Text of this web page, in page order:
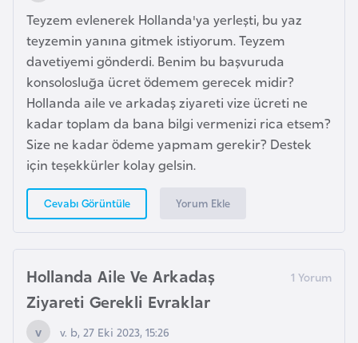
Teyzem evlenerek Hollanda'ya yerleşti, bu yaz
teyzemin yanına gitmek istiyorum. Teyzem
davetiyemi gönderdi. Benim bu başvuruda
konsolosluğa ücret ödemem gerecek midir?
Hollanda aile ve arkadaş ziyareti vize ücreti ne
kadar toplam da bana bilgi vermenizi rica etsem?
Size ne kadar ödeme yapmam gerekir? Destek
için teşekkürler kolay gelsin.
Cevabı Görüntüle Yorum Ekle
Hollanda Aile Ve Arkadaş
Ziyareti Gerekli Evraklar
v. b, 27 Eki 2023, 15:26
F
r
a
n
s
a
G
o
n
a
m